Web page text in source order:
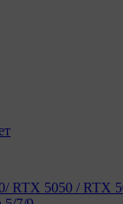
RTX 5050 / RTX